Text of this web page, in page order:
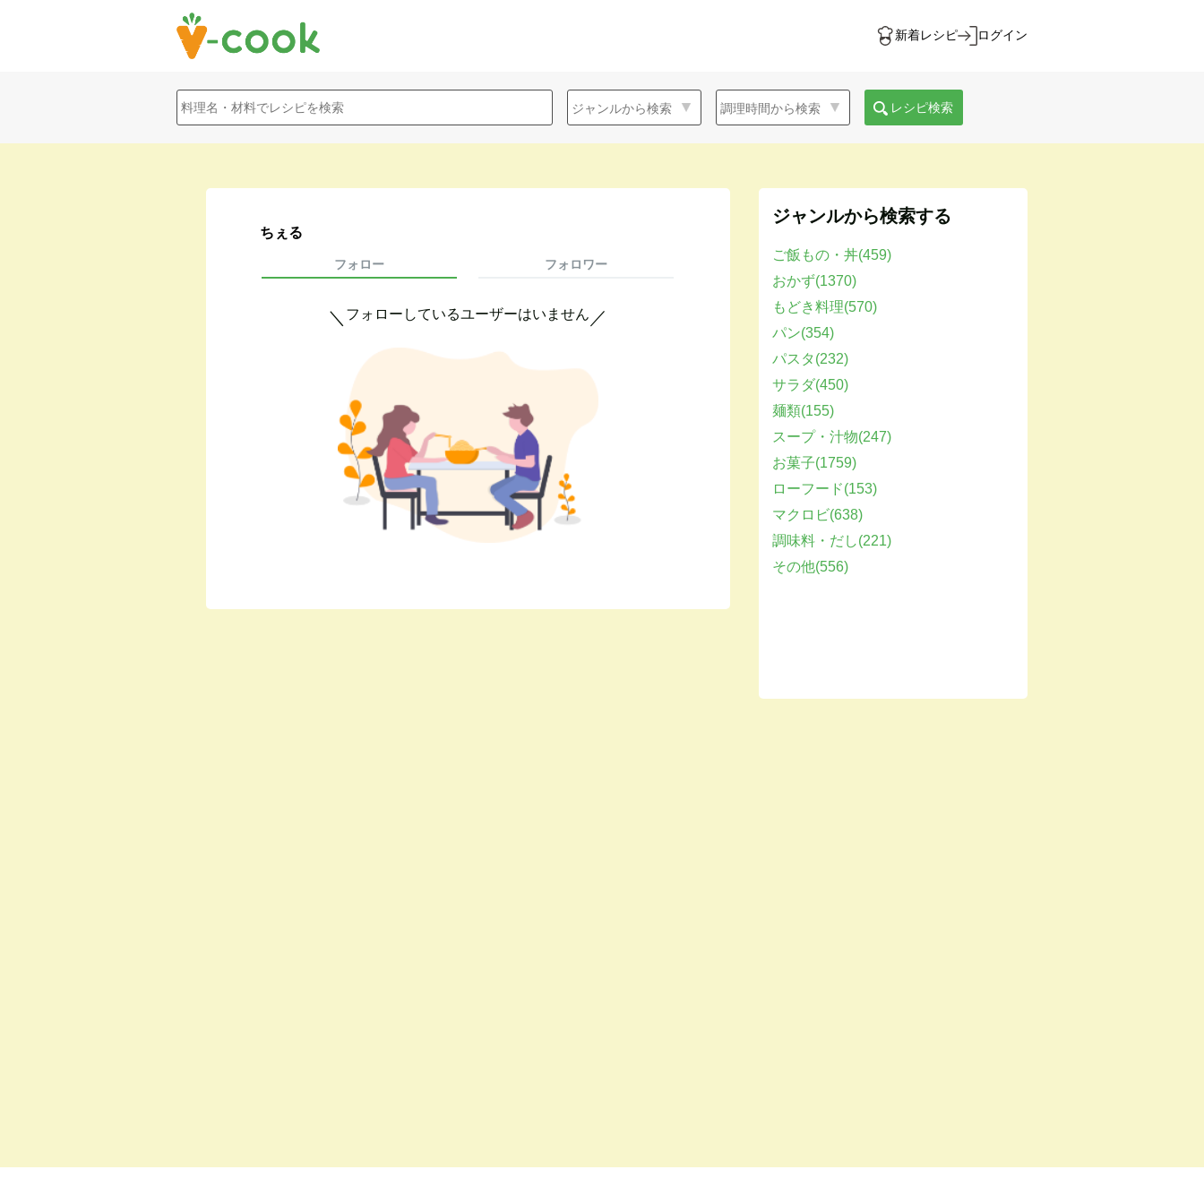
新着レシピ ログイン
レシピ検索
ちぇる
フォロー フォロワー
＼ フォローしているユーザーはいません ／
ジャンルから検索する
ご飯もの・丼(459)
おかず(1370)
もどき料理(570)
パン(354)
パスタ(232)
サラダ(450)
麺類(155)
スープ・汁物(247)
お菓子(1759)
ローフード(153)
マクロビ(638)
調味料・だし(221)
その他(556)